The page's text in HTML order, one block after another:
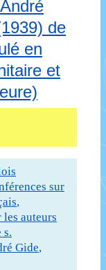
de
en
et
sur
,
les auteurs
s.
Gide,